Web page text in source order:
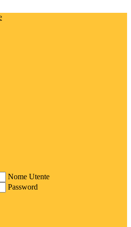
Nome Utente
Password